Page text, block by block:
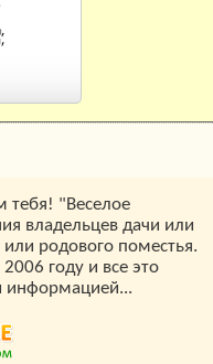
тебя! "Веселое
владельцев дачи или
родового поместья.
году и все это
информацией...